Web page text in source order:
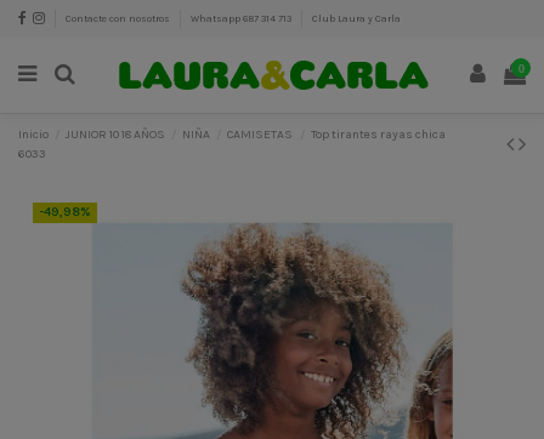
Contacte con nosotros Whatsapp 687 314 713 Club Laura y Carla
0
Inicio JUNIOR 10 18 AÑOS NIÑA CAMISETAS
Top tirantes rayas chica
6033
-49,98%